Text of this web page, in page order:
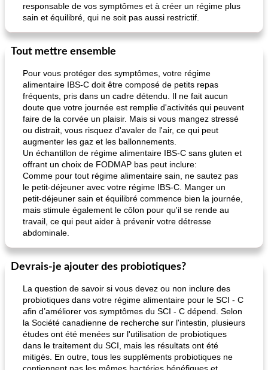
responsable de vos symptômes et à créer un régime plus
sain et équilibré, qui ne soit pas aussi restrictif.
Tout mettre ensemble
Pour vous protéger des symptômes, votre régime
alimentaire IBS-C doit être composé de petits repas
fréquents, pris dans un cadre détendu. Il ne fait aucun
doute que votre journée est remplie d'activités qui peuvent
faire de la corvée un plaisir. Mais si vous mangez stressé
ou distrait, vous risquez d'avaler de l'air, ce qui peut
augmenter les gaz et les ballonnements.
Un échantillon de régime alimentaire IBS-C sans gluten et
offrant un choix de FODMAP bas peut inclure:
Comme pour tout régime alimentaire sain, ne sautez pas
le petit-déjeuner avec votre régime IBS-C. Manger un
petit-déjeuner sain et équilibré commence bien la journée,
mais stimule également le côlon pour qu'il se rende au
travail, ce qui peut aider à prévenir votre détresse
abdominale.
Devrais-je ajouter des probiotiques?
La question de savoir si vous devez ou non inclure des
probiotiques dans votre régime alimentaire pour le SCI - C
afin d’améliorer vos symptômes du SCI - C dépend. Selon
la Société canadienne de recherche sur l'intestin, plusieurs
études ont été menées sur l'utilisation de probiotiques
dans le traitement du SCI, mais les résultats ont été
mitigés. En outre, tous les suppléments probiotiques ne